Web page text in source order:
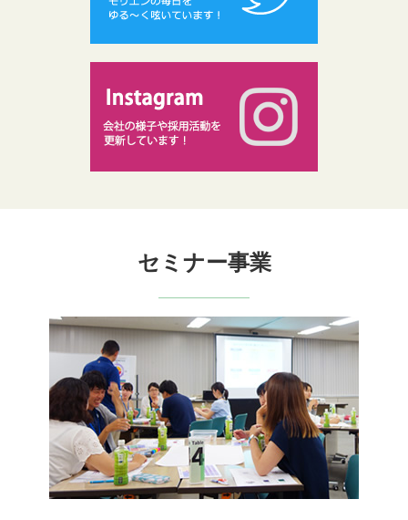
セミナー事業